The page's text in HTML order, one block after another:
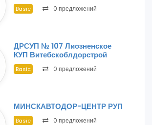
Basic 0 предложений
ДРСУП № 107 Лиозненское
КУП Витебскоблдорстрой
Basic 0 предложений
МИНСКАВТОДОР-ЦЕНТР РУП
Basic 0 предложений